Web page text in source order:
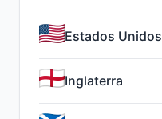
Estados Unidos
Inglaterra